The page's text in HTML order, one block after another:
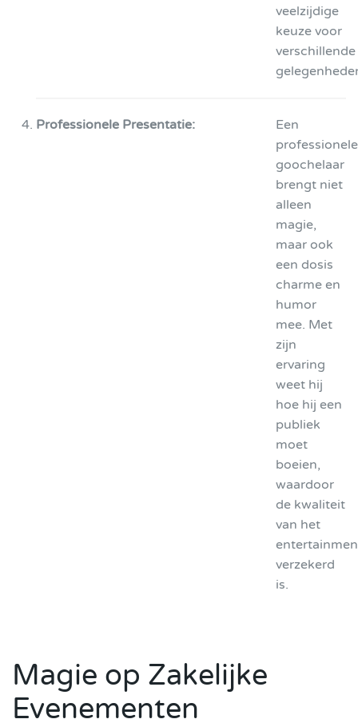
veelzijdige
keuze voor
verschillende
Professionele Presentatie:
Een
professionele
goochelaar
brengt niet
alleen
magie,
maar ook
een dosis
charme en
humor
mee. Met
zijn
ervaring
weet hij
hoe hij een
publiek
moet
boeien,
waardoor
de kwaliteit
van het
verzekerd
is.
Magie op Zakelijke
Evenementen